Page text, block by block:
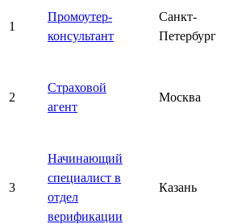
1
Промоутер-
консультант
Санкт-
Петербург
2
Страховой
агент
Москва
3
Начинающий
специалист в
отдел
верификации
Казань